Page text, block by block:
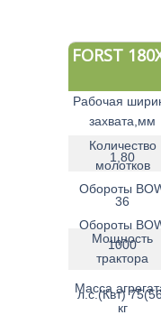
FORST
Рабочая
захвата,мм
1,80
Количество
молотков
36
Обороты
Обороты
1000
Мощность
трактора
л.с.(Квт)
Масса
кг